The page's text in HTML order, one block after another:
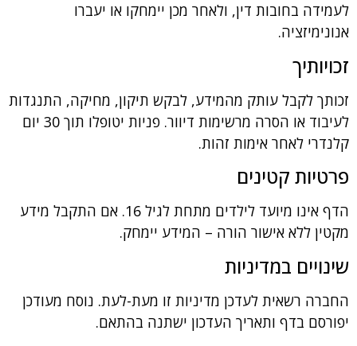
בחובות דין, ולאחר מכן יימחקו או יעברו
לקבל עותק מהמידע, לבקש תיקון, מחיקה, התנגדות
לעיבוד או הסרה מרשימות דיוור. פניות יטופלו תוך 30 יום
לאחר אימות זהות.
קטינים
הדף אינו מיועד לילדים מתחת לגיל 16. אם התקבל מידע
ללא אישור הורה – המידע יימחק.
במדיניות
רשאית לעדכן מדיניות זו מעת-לעת. נוסח מעודכן
בדף ותאריך העדכון ישתנה בהתאם.